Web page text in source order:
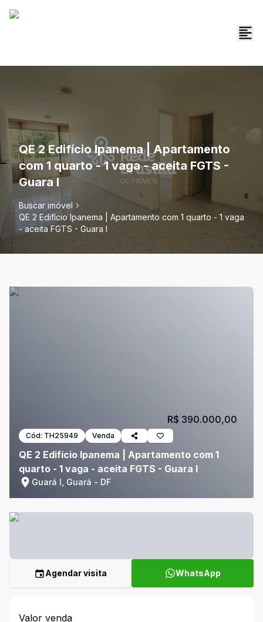
QE 2 Edifício Ipanema | Apartamento
com 1 quarto - 1 vaga - aceita FGTS -
Guara I
Buscar imóvel
QE 2 Edifício Ipanema | Apartamento com 1 quarto - 1 vaga
- aceita FGTS - Guara I
Cód: TH25949 Venda
QE 2 Edifício Ipanema | Apartamento com 1
quarto - 1 vaga - aceita FGTS - Guara I
Guará I, Guará - DF
R$ 390.000,00
Agendar visita WhatsApp
Valor venda